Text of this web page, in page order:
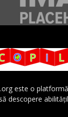
este o
descopere